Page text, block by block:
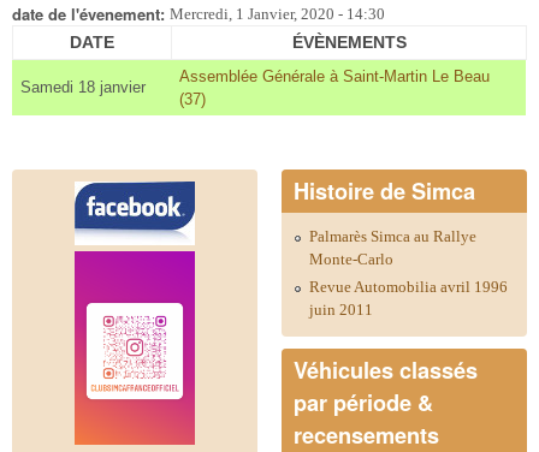
date de l'évenement: Mercredi, 1 Janvier, 2020 - 14:30
DATE ÉVÈNEMENTS
Samedi 18 janvier
Assemblée Générale à Saint-Martin Le Beau
(37)
Histoire de Simca
Palmarès Simca au Rallye
Monte-Carlo
Revue Automobilia avril 1996
juin 2011
Véhicules classés
par période &
recensements